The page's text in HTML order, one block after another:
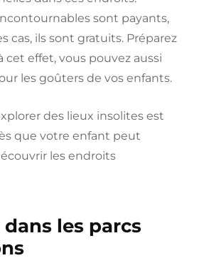
sont payants,
cas, ils sont gratuits. Préparez
effet, vous pouvez aussi
les goûters de vos enfants.
des lieux insolites est
que votre enfant peut
les endroits
les parcs